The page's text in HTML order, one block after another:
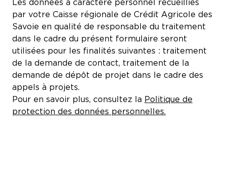
Les données à caractère personnel recueillies
par votre Caisse régionale de Crédit Agricole des
Savoie en qualité de responsable du traitement
dans le cadre du présent formulaire seront
utilisées pour les finalités suivantes : traitement
de la demande de contact, traitement de la
demande de dépôt de projet dans le cadre des
appels à projets.
Pour en savoir plus, consultez la Politique de
protection des données personnelles.